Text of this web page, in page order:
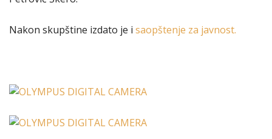
Nakon skupštine izdato je i saopštenje za javnost.